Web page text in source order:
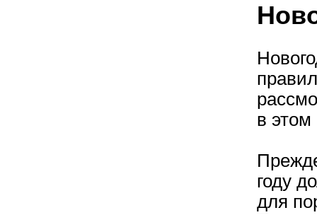
в этом
году
для